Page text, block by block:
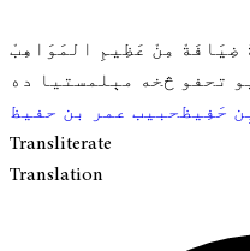
ضِيَافَةْ مِنْ عَظِيمِ المَوَاهِبْ
تحفو څخه مېلمستیا ده
حَفِيظحبيب عمر بن حفيظ
Transliterate
Translation